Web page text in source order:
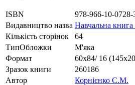
ISBN
978-966-10-0728-
Видавництво назва Навчальна книга
Кількість сторінок
64
ТипОбложки
М'яка
Формат
60х84/ 16
Зразок книги
260186
Автор
Корнієнко С.М.